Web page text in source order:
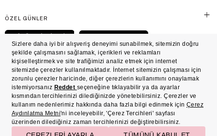
ÖZEL GÜNLER
© Victoria's Secret Shaya Mağazacılık A.Ş. Franchise lisansı aracılığıyla işletilen ticari
markasıdır. Her hakkı saklıdır.
Ön Bilgilendirme
Süreç Bazlı Müşteri Aydınlatma Metni
İşlem Rehberi